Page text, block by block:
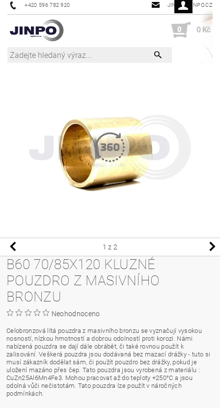
+420 596 782 920 JINPO@JINPO.CZ
0 0 Kč
1 z 2
B60 70/85X120 KLUZNÉ
POUZDRO Z MASIVNÍHO
BRONZU
Neohodnoceno
Celobronzová lítá pouzdra z masivního bronzu se vyznačují vysokou
nosností, nízkou hmotností a dobrou odolností proti korozi. Námi
nabízená pouzdra se dají dále obrábět, či také rovnou použít k
zalisování. Veškerá pouzdra jsou dodávaná bez mazací drážky - tuto si
musí zákazník dodělat sám, či použít pouzdro bez drážky, pokud je
uložení mazáno přes čep. Tato pouzdra jsou vyrobená z materiálu :
CuZn25Al6Mn4Fe3. Mohou pracovat až do teploty +250°C a jsou
odolná vůči nečistotám. Tato pouzdra lze použít v náročných
podmínkách.